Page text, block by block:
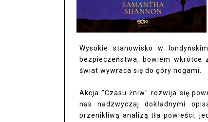
Wysokie stanowisko w
bezpieczeństwa, bowiem
świat wywraca się do góry nogami.
Akcja "Czasu żniw" rozwija się
nas nadzwyczaj dokładnymi
przenikliwą analizą tła powieści,